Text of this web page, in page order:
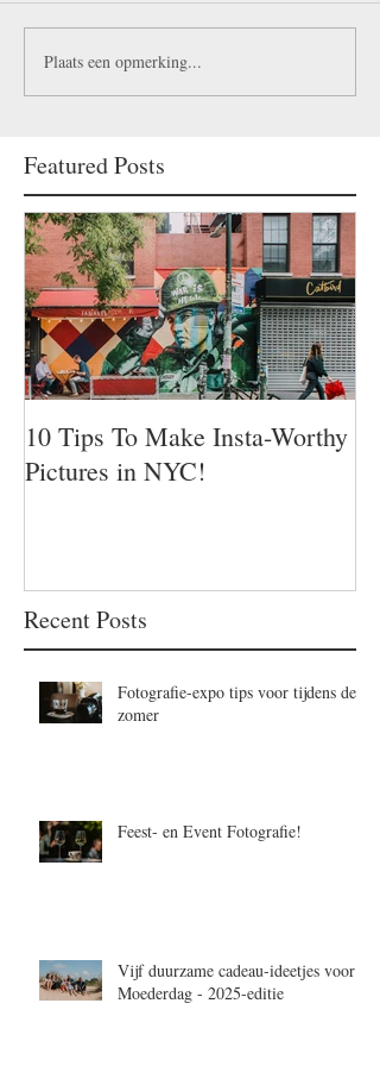
Plaats een opmerking...
Featured Posts
10 Tips To Make Insta-Worthy
Pictures in NYC!
Recent Posts
Fotografie-expo tips voor tijdens de
zomer
Feest- en Event Fotografie!
Vijf duurzame cadeau-ideetjes voor
Moederdag - 2025-editie